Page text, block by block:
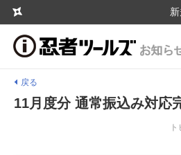
戻る
11月度分 通常振込み対応